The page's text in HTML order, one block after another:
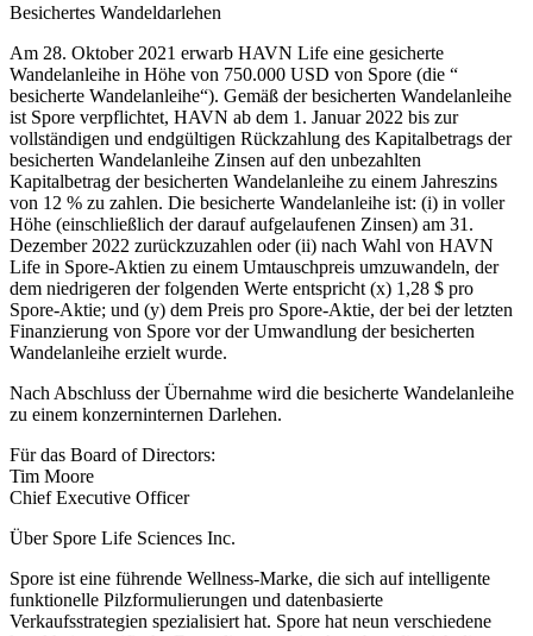
Besichertes Wandeldarlehen
Am 28. Oktober 2021 erwarb HAVN Life eine gesicherte
Wandelanleihe in Höhe von 750.000 USD von Spore (die “
besicherte Wandelanleihe“). Gemäß der besicherten Wandelanleihe
ist Spore verpflichtet, HAVN ab dem 1. Januar 2022 bis zur
vollständigen und endgültigen Rückzahlung des Kapitalbetrags der
besicherten Wandelanleihe Zinsen auf den unbezahlten
Kapitalbetrag der besicherten Wandelanleihe zu einem Jahreszins
von 12 % zu zahlen. Die besicherte Wandelanleihe ist: (i) in voller
Höhe (einschließlich der darauf aufgelaufenen Zinsen) am 31.
Dezember 2022 zurückzuzahlen oder (ii) nach Wahl von HAVN
Life in Spore-Aktien zu einem Umtauschpreis umzuwandeln, der
dem niedrigeren der folgenden Werte entspricht (x) 1,28 $ pro
Spore-Aktie; und (y) dem Preis pro Spore-Aktie, der bei der letzten
Finanzierung von Spore vor der Umwandlung der besicherten
Wandelanleihe erzielt wurde.
Nach Abschluss der Übernahme wird die besicherte Wandelanleihe
zu einem konzerninternen Darlehen.
Für das Board of Directors:
Tim Moore
Chief Executive Officer
Über Spore Life Sciences Inc.
Spore ist eine führende Wellness-Marke, die sich auf intelligente
funktionelle Pilzformulierungen und datenbasierte
Verkaufsstrategien spezialisiert hat. Spore hat neun verschiedene